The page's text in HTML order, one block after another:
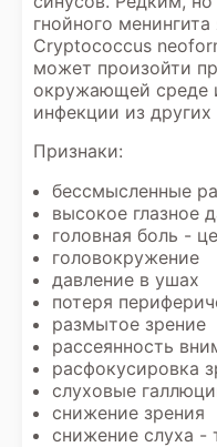
гнойного
Cryptococcus
может произойти
окружающей среде
инфекции из
Признаки:
бессмысленные
высокое глазное
головная боль -
головокружение
давление в ушах
потеря
размытое зрение
рассеянность
расфокусировка
слуховые
снижение зрения
снижение слуха -